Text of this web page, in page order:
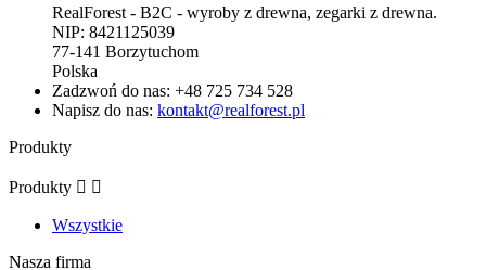
RealForest - B2C - wyroby z drewna, zegarki z drewna.
NIP: 8421125039
77-141 Borzytuchom
Polska
Zadzwoń do nas: +48 725 734 528
Napisz do nas: kontakt@realforest.pl
Produkty
Produkty  
Wszystkie
Nasza firma